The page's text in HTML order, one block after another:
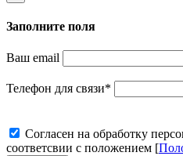
Заполните поля
Ваш email
Телефон для связи*
Cогласен на обработку
соответсвии с положением [